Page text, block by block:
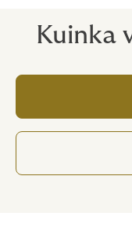
Kuinka